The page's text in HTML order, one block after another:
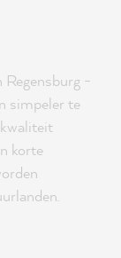
-
simpeler te
korte